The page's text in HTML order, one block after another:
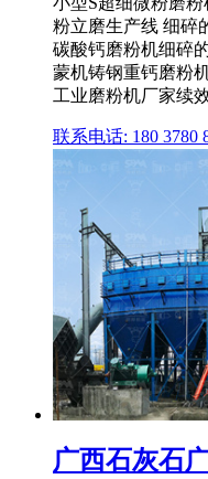
粉立磨生产线 细碎
碳酸钙磨粉机细碎
蒙机铸钢重钙磨粉
工业磨粉机厂家续
联系电话: 180 3780
广西石灰石